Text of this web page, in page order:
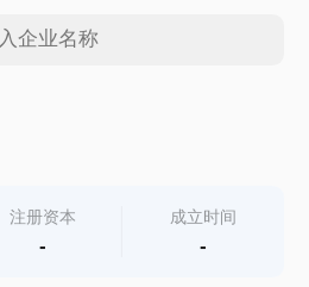
注册资本
-
成立时间
-